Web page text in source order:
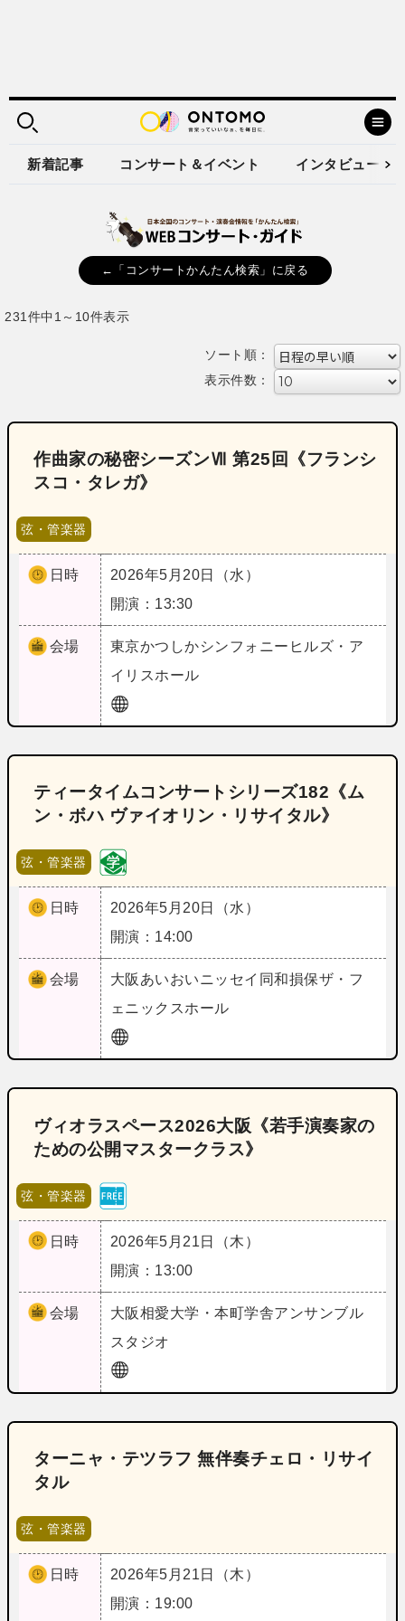
新着記事 コンサート＆イベント インタビュー
←「コンサートかんたん検索」に戻る
231件中1～10件表示
ソート順：
表示件数：
作曲家の秘密シーズンⅦ 第25回《フランシ
スコ・タレガ》
弦・管楽器
日時
2026年5月20日（水）
開演：13:30
会場 東京かつしかシンフォニーヒルズ・ア
イリスホール
ティータイムコンサートシリーズ182《ム
ン・ボハ ヴァイオリン・リサイタル》
弦・管楽器
日時
2026年5月20日（水）
開演：14:00
会場 大阪 あいおいニッセイ同和損保ザ・フ
ェニックスホール
ヴィオラスペース2026大阪《若手演奏家の
ための公開マスタークラス》
弦・管楽器
日時
2026年5月21日（木）
開演：13:00
会場 大阪相愛大学・本町学舎アンサンブル
スタジオ
ターニャ・テツラフ 無伴奏チェロ・リサイ
タル
弦・管楽器
日時
2026年5月21日（木）
開演：19:00